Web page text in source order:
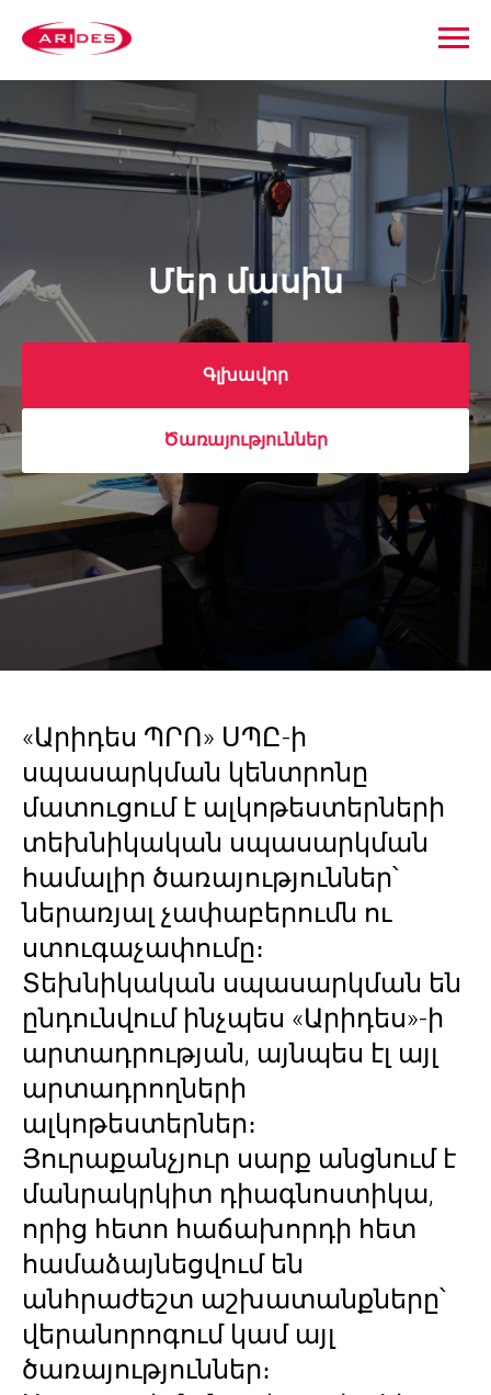
Մեր մասին
Գլխավոր
Ծառայություններ
«Արիդես ՊՐՈ» ՍՊԸ-ի
սպասարկման կենտրոնը
մատուցում է ալկոթեստերների
տեխնիկական սպասարկման
համալիր ծառայություններ՝
ներառյալ չափաբերումն ու
ստուգաչափումը։
Տեխնիկական սպասարկման են
ընդունվում ինչպես «Արիդես»-ի
արտադրության, այնպես էլ այլ
արտադրողների
ալկոթեստերներ։
Յուրաքանչյուր սարք անցնում է
մանրակրկիտ դիագնոստիկա,
որից հետո հաճախորդի հետ
համաձայնեցվում են
անհրաժեշտ աշխատանքները՝
վերանորոգում կամ այլ
ծառայություններ։